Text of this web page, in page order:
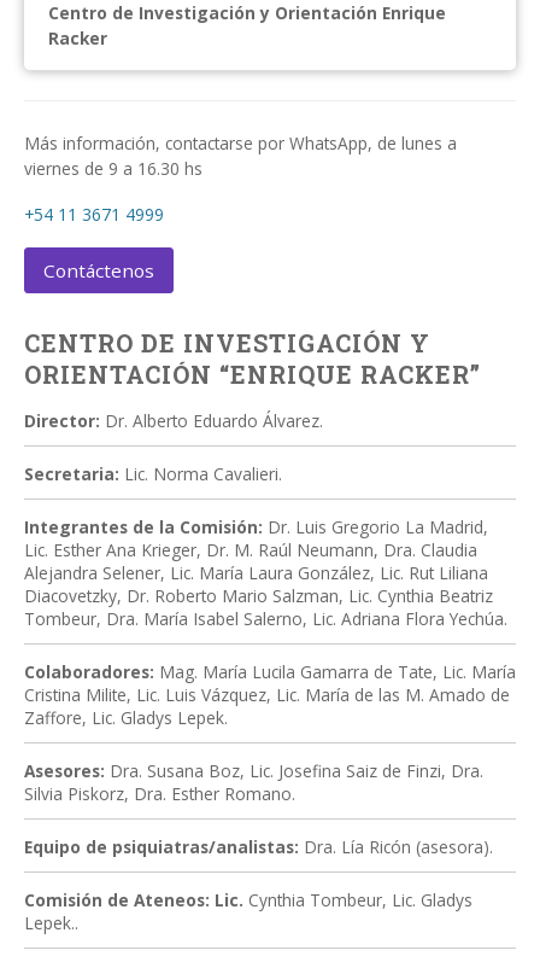
Centro de Investigación y Orientación Enrique
Racker
Más información, contactarse por WhatsApp, de lunes a
viernes de 9 a 16.30 hs
+54 11 3671 4999
Contáctenos
CENTRO DE INVESTIGACIÓN Y
ORIENTACIÓN “ENRIQUE RACKER”
Director: Dr. Alberto Eduardo Álvarez.
Secretaria: Lic. Norma Cavalieri.
Integrantes de la Comisión: Dr. Luis Gregorio La Madrid,
Lic. Esther Ana Krieger, Dr. M. Raúl Neumann, Dra. Claudia
Alejandra Selener, Lic. María Laura González, Lic. Rut Liliana
Diacovetzky, Dr. Roberto Mario Salzman, Lic. Cynthia Beatriz
Tombeur, Dra. María Isabel Salerno, Lic. Adriana Flora Yechúa.
Colaboradores: Mag. María Lucila Gamarra de Tate, Lic. María
Cristina Milite, Lic. Luis Vázquez, Lic. María de las M. Amado de
Zaffore, Lic. Gladys Lepek.
Asesores: Dra. Susana Boz, Lic. Josefina Saiz de Finzi, Dra.
Silvia Piskorz, Dra. Esther Romano.
Equipo de psiquiatras/analistas: Dra. Lía Ricón (asesora).
Comisión de Ateneos: Lic. Cynthia Tombeur, Lic. Gladys
Lepek..